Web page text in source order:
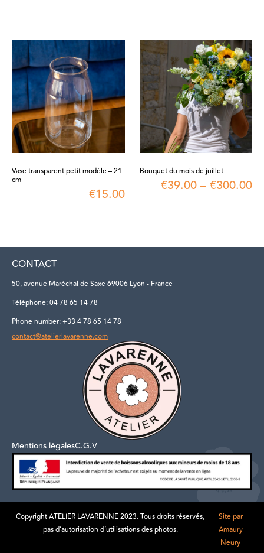
Vase transparent petit modèle – 21
cm
€15.00
Bouquet du mois de juillet
€39.00–€300.00
CONTACT
50, avenue Maréchal de Saxe 69006 Lyon - France
Téléphone: 04 78 65 14 78
Phone number: +33 4 78 65 14 78
contact@atelierlavarenne.com
Mentions légalesC.G.V
Copyright ATELIER LAVARENNE 2023. Tous droits réservés,
pas d’autorisation d’utilisations des photos.
Site par
Amaury
Neury